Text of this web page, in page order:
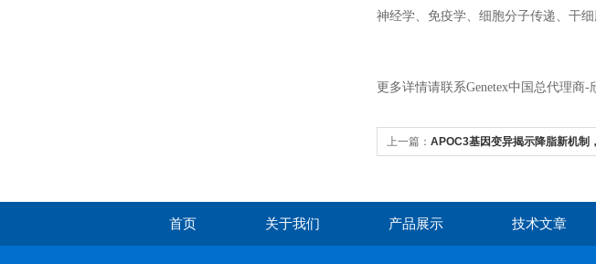
神经学、免疫学、细胞分子传递、干
更多详情请联系Genetex中国总代理商-
上一篇： APOC3基因变异揭示降脂新机制
首页 关于我们 产品展示 技术文章